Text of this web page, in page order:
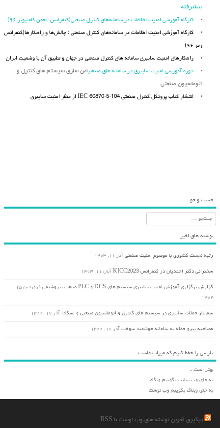
پیشرفته
کارگاه آموزشی امنیت اطلاعات در سامانه‌های کنترل صنعتی(کنفرانس انجمن کامپیوتر ۹۶)
کارگاه آموزشی امنیت اطلاعات در سامانه‌های کنترل صنعتی : چالش‌ها و راهکارها(کنفرانس
رمز ۹۶)
راهکارهای امنیت سایبری سامانه های کنترل صنعتی در جهان و تطبیق آن با وضعیت ایران
دوره آموزشی امنیت سایبری در سامانه های صنعتیامن سازی سیستم های کنترل و
اتوماسیون صنعتی
انتشار کتاب پروتکل کنترل صنعتی IEC 60870-5-104 از منظر امنیت سایبری
جست و جو
جستجو
نوشته های اخیر
رتبه نخست کشوری با موضوع امنیت صنعتی آذر ۱۱, ۱۴۰۳
سخنرانی دکتر احمدیان در کنفرانس KICC2023 آبان ۱۱, ۱۴۰۳
گزارش برگزاری آموزش امنیت سایبری سیستم های DCS و PLC صنعت پتروشیمی
فروردین ۱۵,
۱۴۰۲
سمینار حملات سایبری در سیستم های کنترل و اتوماسیون صنعتی و اسکادا آذر ۱۷, ۱۴۰۰
مصاحبه پیرو حمله به سامانه هوشمند سوخت آذر ۱۷, ۱۴۰۰
پارسی را حفظ کنیم که میراث ماست
بهتر است...
به جای وب سایت بگوییم وبگاه
به جای وبلاگ بگویبم وب نوشت
پیگیری آخرین نوشته های وب نوشت با RSS